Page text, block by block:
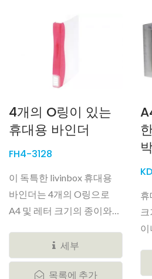
4개의 O링이 있는
휴대용 바인더
FH4-3128
이 독특한 livinbox 휴대용
바인더는 4개의 O링으로
A4 및 레터 크기의 종이와
세부
목록에 추가
휴
이